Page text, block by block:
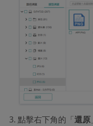
點擊右下角的「還原